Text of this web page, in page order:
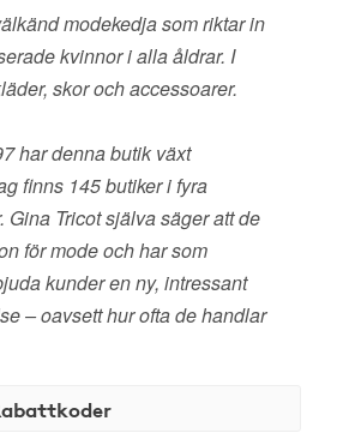
modekedja som riktar in
kvinnor i alla åldrar. I
skor och accessoarer.
har denna butik växt
finns 145 butiker i fyra
Gina Tricot själva säger att de
för mode och har som
kunder en ny, intressant
– oavsett hur ofta de handlar